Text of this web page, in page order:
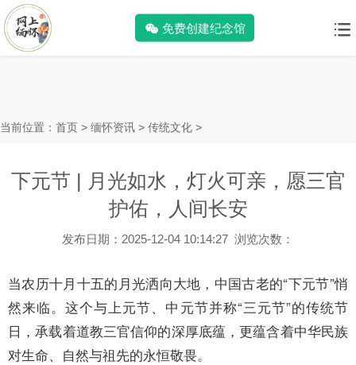
免费创建纪念馆
当前位置： 首页 > 缅怀资讯 > 传统文化 >
下元节 | 月光如水，灯火可亲，愿三官
护佑，人间长安
发布日期：2025-12-04 10:14:27 浏览次数：
当农历十月十五的月光洒向大地，中国古老的“下元节”悄
然来临。这个与上元节、中元节并称“三元节”的传统节
日，承载着道教三官信仰的深厚底蕴，更蕴含着中华民族
对生命、自然与祖先的永恒敬畏。